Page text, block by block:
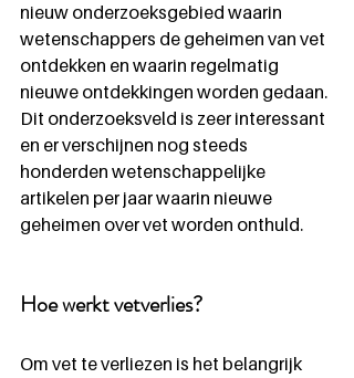
nieuw onderzoeksgebied waarin
wetenschappers de geheimen van vet
ontdekken en waarin regelmatig
nieuwe ontdekkingen worden gedaan.
Dit onderzoeksveld is zeer interessant
en er verschijnen nog steeds
honderden wetenschappelijke
artikelen per jaar waarin nieuwe
geheimen over vet worden onthuld.
Hoe werkt vetverlies?
Om vet te verliezen is het belangrijk